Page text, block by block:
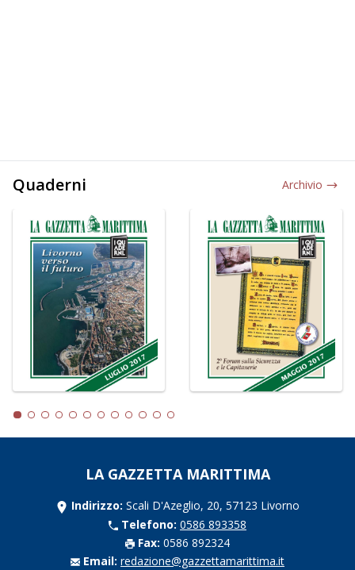
Quaderni Archivio
LA GAZZETTA MARITTIMA
Indirizzo: Scali D'Azeglio, 20, 57123 Livorno
Telefono: 0586 893358
Fax: 0586 892324
Email: redazione@gazzettamarittima.it